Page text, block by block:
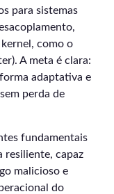
para sistemas
como o
A meta é clara:
adaptativa e
perda de
fundamentais
resiliente, capaz
malicioso e
do